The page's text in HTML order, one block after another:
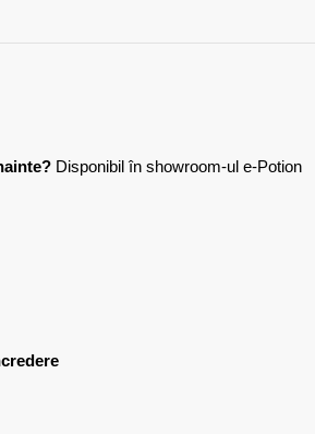
Disponibil în showroom-ul e-Potion